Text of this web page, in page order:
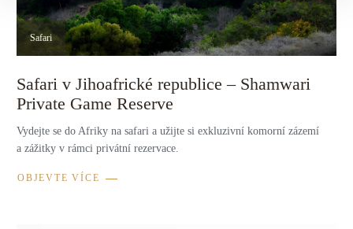
Safari
Safari v Jihoafrické republice – Shamwari
Private Game Reserve
Vydejte se do Afriky na safari a užijte si exkluzivní komorní zázemí
a zážitky v rámci privátní rezervace.
OBJEVTE VÍCE